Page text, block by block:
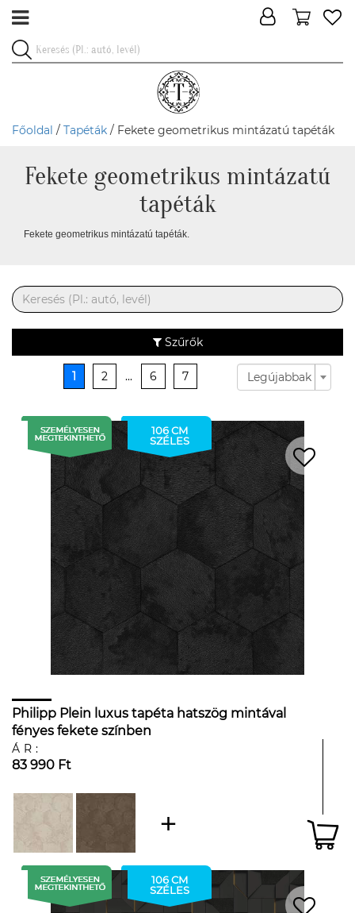
Főoldal / Tapéták / Fekete geometrikus mintázatú tapéták
Fekete geometrikus mintázatú
tapéták
Fekete geometrikus mintázatú tapéták.
Szűrők
1 2 ... 6 7 Legújabbak
106 CM
SZÉLES
Philipp Plein luxus tapéta hatszög mintával
fényes fekete színben
ÁR:
83 990 Ft
106 CM
SZÉLES